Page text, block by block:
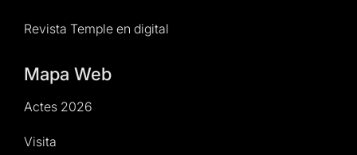
Revista Temple en digital
Mapa Web
Actes 2026
Visita